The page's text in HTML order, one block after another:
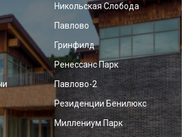
Никольская Слобода
Павлово
Гринфилд
Ренессанс Парк
Павлово-2
Резиденции Бенилюкс
Миллениум Парк